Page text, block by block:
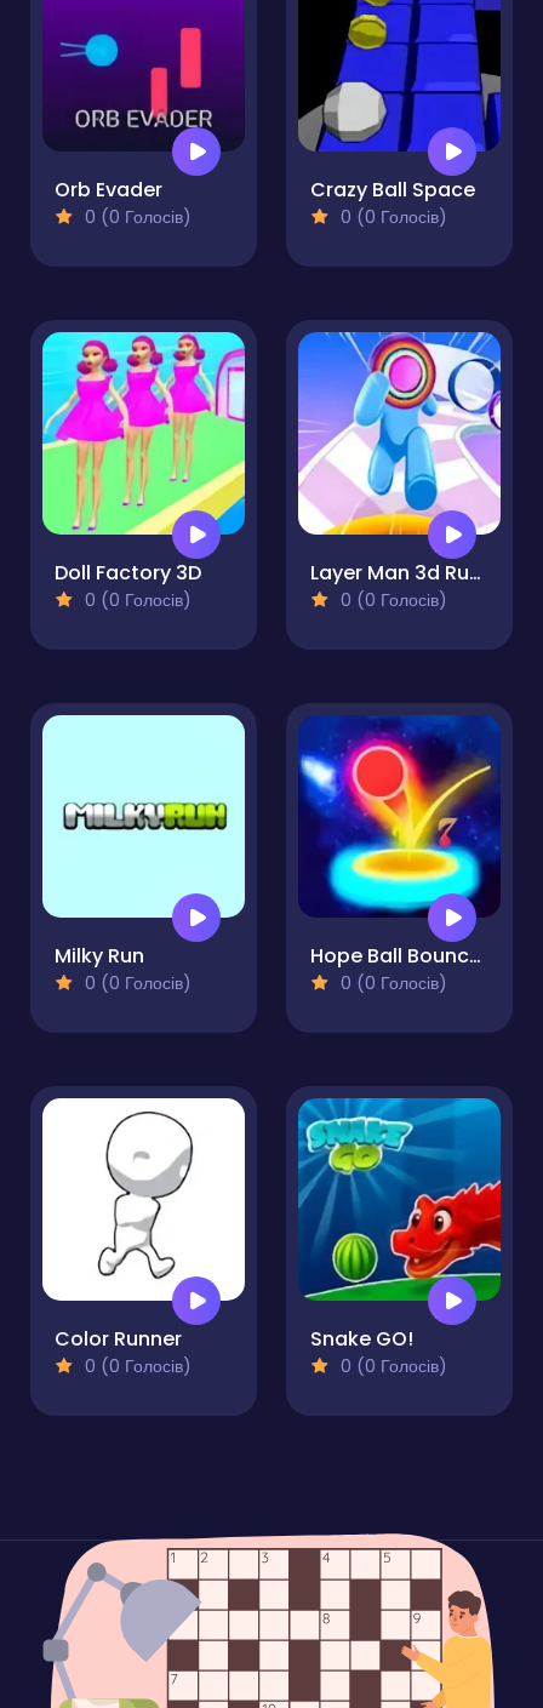
Orb Evader
0 (0 Голосів)
Crazy Ball Space
0 (0 Голосів)
Doll Factory 3D
0 (0 Голосів)
Layer Man 3d Run Collect
0 (0 Голосів)
Milky Run
0 (0 Голосів)
Hope Ball Bouncy Ball
0 (0 Голосів)
Color Runner
0 (0 Голосів)
Snake GO!
0 (0 Голосів)